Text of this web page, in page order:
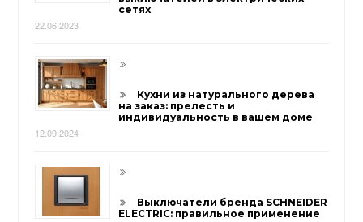
сетях
22.06.2023
Кухни из натурального дерева
на заказ: прелесть и
индивидуальность в вашем доме
12.09.2024
Выключатели бренда SCHNEIDER
ELECTRIC: правильное применение